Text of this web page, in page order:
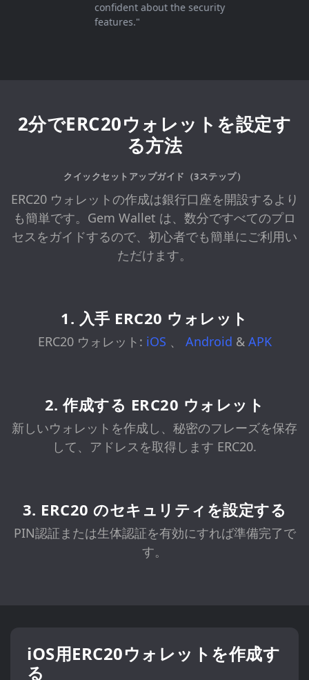
confident about the security
features."
2分でERC20ウォレットを設定す
る方法
クイックセットアップガイド（3ステップ）
ERC20 ウォレットの作成は銀行口座を開設するより
も簡単です。Gem Wallet は、数分ですべてのプロ
セスをガイドするので、初心者でも簡単にご利用い
ただけます。
1. 入手 ERC20 ウォレット
ERC20 ウォレット: iOS 、 Android & APK
2. 作成する ERC20 ウォレット
新しいウォレットを作成し、秘密のフレーズを保存
して、アドレスを取得します ERC20.
3. ERC20 のセキュリティを設定する
PIN認証または生体認証を有効にすれば準備完了で
す。
iOS用ERC20ウォレットを作成す
る